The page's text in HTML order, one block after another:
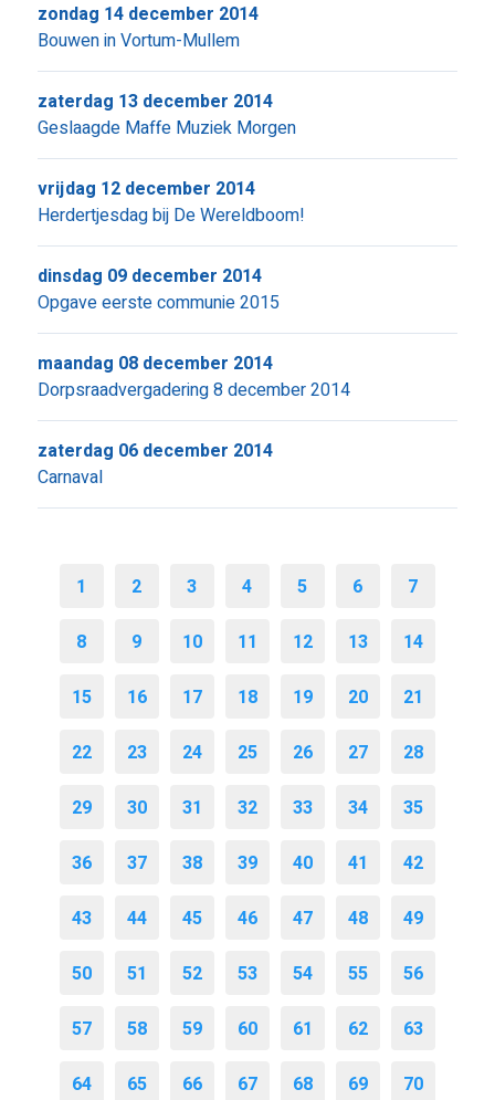
Bouwen in Vortum-Mullem
zondag 14 december 2014
Geslaagde Maffe Muziek Morgen
zaterdag 13 december 2014
Herdertjesdag bij De Wereldboom!
vrijdag 12 december 2014
Opgave eerste communie 2015
dinsdag 09 december 2014
Dorpsraadvergadering 8 december 2014
maandag 08 december 2014
Carnaval
zaterdag 06 december 2014
1 2 3 4 5 6 7
8 9 10 11 12 13 14
15 16 17 18 19 20 21
22 23 24 25 26 27 28
29 30 31 32 33 34 35
36 37 38 39 40 41 42
43 44 45 46 47 48 49
50 51 52 53 54 55 56
57 58 59 60 61 62 63
64 65 66 67 68 69 70